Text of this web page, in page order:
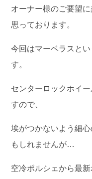
オーナー様のご要望
思っております。
今回はマーベラスと
す。
センターロックホイ
すので、
埃がつかないよう細
もしれませんが…
空冷ポルシェから最